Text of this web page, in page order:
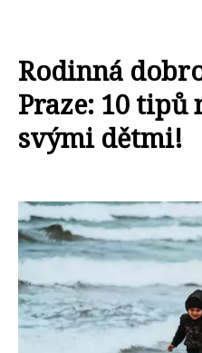
Rodinná
Praze: 10 tipů
svými dětmi!